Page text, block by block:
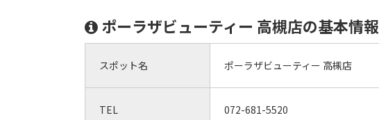
ポーラザビューティー 高槻店の基本情報
スポット名 ポーラザビューティー 高槻店
TEL 072-681-5520